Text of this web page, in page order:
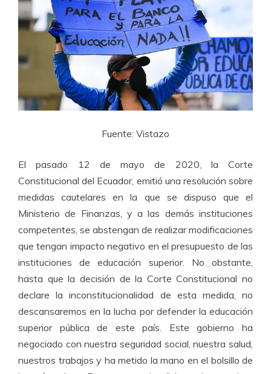
Fuente: Vistazo
El pasado 12 de mayo de 2020, la Corte
Constitucional del Ecuador, emitió una resolución sobre
medidas cautelares en la que se dispuso que el
Ministerio de Finanzas, y a las demás instituciones
competentes, se abstengan de realizar modificaciones
que tengan impacto negativo en el presupuesto de las
instituciones de educación superior. No obstante,
hasta que la decisión de la Corte Constitucional no
declare la inconstitucionalidad de esta medida, no
descansaremos en la lucha por defender la educación
superior pública de este país. Este gobierno ha
negociado con nuestra seguridad social, nuestra salud,
nuestros trabajos y ha metido la mano en el bolsillo de